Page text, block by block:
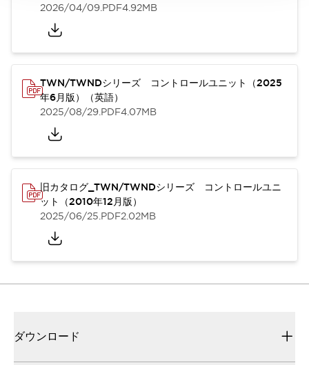
2026/04/09.PDF4.92MB
TWN/TWNDシリーズ コントロールユニット（2025
年6月版）（英語）
2025/08/29.PDF4.07MB
旧カタログ_TWN/TWNDシリーズ コントロールユニ
ット（2010年12月版）
2025/06/25.PDF2.02MB
ダウンロード